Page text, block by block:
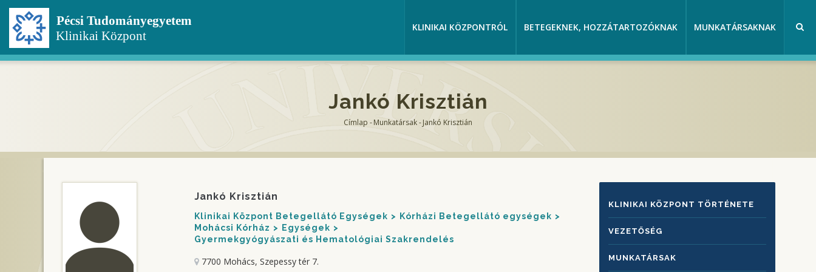
Ugrás
tartalomra
KLINIKAI KÖZPONTRÓL BETEGEKNEK, HOZZÁTARTOZÓKNAK MUNKATÁRSAKNAK
Jankó Krisztián
Címlap -Munkatársak-Jankó Krisztián
Jankó Krisztián
Klinikai Központ Betegellátó Egységek
Kórházi Betegellátó egységek
Mohácsi Kórház
Egységek
Gyermekgyógyászati és Hematológiai Szakrendelés
7700 Mohács, Szepessy tér 7.
KLINIKAI
KÖZPONTRÓL
KLINIKAI KÖZPONT TÖRTÉNETE
VEZETŐSÉG
MUNKATÁRSAK